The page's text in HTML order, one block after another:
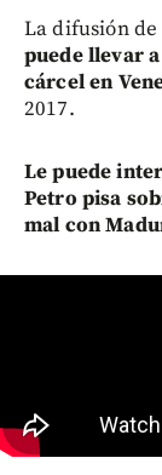
La difusión de
puede llevar
cárcel en
2017.
Le puede
Petro pisa
mal con